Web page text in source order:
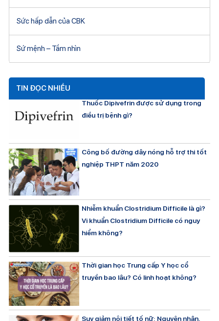
Sức hấp dẫn của CBK
Sứ mệnh – Tầm nhìn
TIN ĐỌC NHIỀU
Thuốc Dipivefrin được sử dụng trong
điều trị bệnh gì?
Công bố đường dây nóng hỗ trợ thi tốt
nghiệp THPT năm 2020
Nhiễm khuẩn Clostridium Difficile là gì?
Vi khuẩn Clostridium Difficile có nguy
hiểm không?
Thời gian học Trung cấp Y học cổ
truyền bao lâu? Có linh hoạt không?
Suy giảm nội tiết tố nữ: Nguyên nhân,